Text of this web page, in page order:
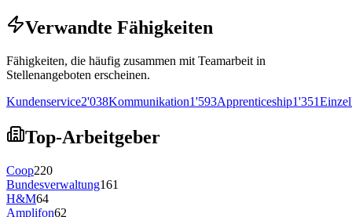
Verwandte Fähigkeiten
Fähigkeiten, die häufig zusammen mit Teamarbeit in
Stellenangeboten erscheinen.
Kundenservice2'038Kommunikation1'593Apprenticeship1'351
Top-Arbeitgeber
Coop220
Bundesverwaltung161
H&M64
Amplifon62